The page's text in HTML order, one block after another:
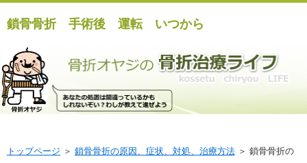
鎖骨骨折 手術後 運転 いつから
トップページ ＞ 鎖骨骨折の原因、症状、対処、治療方法＞ 鎖骨骨折の